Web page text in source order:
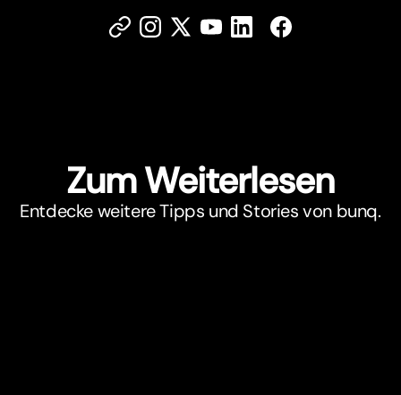
Zum Weiterlesen
Entdecke weitere Tipps und Stories von bunq.